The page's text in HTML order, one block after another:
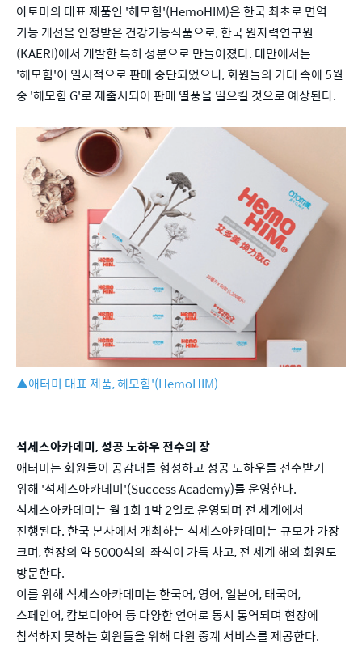
아토미의 대표 제품인 '헤모힘'(HemoHIM)은 한국 최초로 면역
기능 개선을 인정받은 건강기능식품으로, 한국 원자력연구원
(KAERI)에서 개발한 특허 성분으로 만들어졌다. 대만에서는
'헤모힘'이 일시적으로 판매 중단되었으나, 회원들의 기대 속에 5월
중 '헤모힘 G'로 재출시되어 판매 열풍을 일으킬 것으로 예상된다.
▲애터미 대표 제품, 헤모힘'(HemoHIM)
석세스아카데미, 성공 노하우 전수의 장
애터미는 회원들이 공감대를 형성하고 성공 노하우를 전수받기
위해 '석세스아카데미'(Success Academy)를 운영한다.
석세스아카데미는 월 1회 1박 2일로 운영되며 전 세계에서
진행된다. 한국 본사에서 개최하는 석세스아카데미는 규모가 가장
크며, 현장의 약 5000석의 좌석이 가득 차고, 전 세계 해외 회원도
방문한다.
이를 위해 석세스아카데미는 한국어, 영어, 일본어, 태국어,
스페인어, 캄보디아어 등 다양한 언어로 동시 통역되며 현장에
참석하지 못하는 회원들을 위해 다원 중계 서비스를 제공한다.